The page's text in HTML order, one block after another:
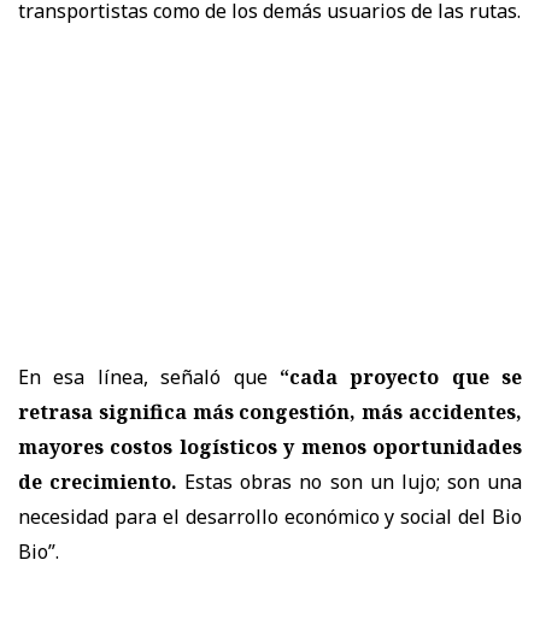
transportistas como de los demás usuarios de las rutas.
En esa línea, señaló que “cada proyecto que se
retrasa significa más congestión, más accidentes,
mayores costos logísticos y menos oportunidades
de crecimiento. Estas obras no son un lujo; son una
necesidad para el desarrollo económico y social del Bio
Bio”.